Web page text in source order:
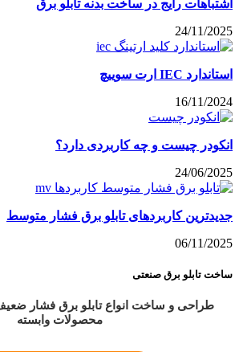
اشتباهات رایج در ساخت بدنه تابلو برق
24/11/2025
استاندارد IEC ارت سوییچ
16/11/2024
انکودر چیست و چه کاربردی دارد؟
24/06/2025
جدیدترین کاربردهای تابلو برق فشار متوسط
06/11/2025
ساخت تابلو برق صنعتی
طراحی و ساخت انواع تابلو برق فشار
محصولات وابسته